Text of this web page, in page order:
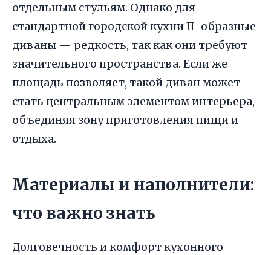
отдельным стульям. Однако для
стандартной городской кухни П-образные
диваны — редкость, так как они требуют
значительного пространства. Если же
площадь позволяет, такой диван может
стать центральным элементом интерьера,
объединяя зону приготовления пищи и
отдыха.
Материалы и наполнители:
что важно знать
Долговечность и комфорт кухонного